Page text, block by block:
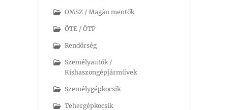
OMSZ / Magán mentők
ÖTE / ÖTP
Rendőrség
Személyautók /
Kishaszongépjárművek
Személygépkocsik
Tehergépkocsik